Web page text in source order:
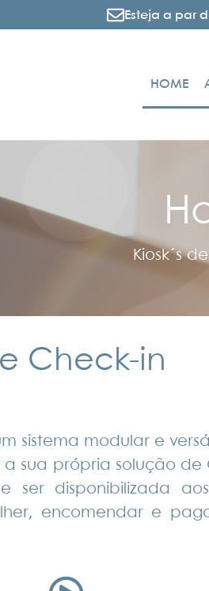
Esteja a par
HOME
Kiosk´s
Check-in
sistema modular e
a sua própria solução de
ser disponibilizada
encomendar e